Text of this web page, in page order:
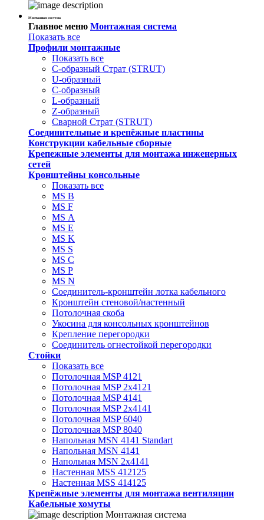
Монтажная система
Главное меню Монтажная система
Показать все
Профили монтажные
Показать все
С-образный Страт (STRUT)
U-образный
С-образный
L-образный
Z-образный
Сварной Страт (STRUT)
Соединительные и крепёжные пластины
Конструкции кабельные сборные
Крепежные элементы для монтажа инженерных
сетей
Кронштейны консольные
Показать все
MS В
MS F
MS А
MS Е
MS K
MS S
MS C
MS P
MS N
Соединитель-кронштейн лотка кабельного
Кронштейн стеновой/настенный
Потолочная скоба
Укосина для консольных кронштейнов
Крепление перегородки
Соединитель огнестойкой перегородки
Стойки
Показать все
Потолочная MSP 4121
Потолочная MSP 2х4121
Потолочная MSP 4141
Потолочная MSP 2х4141
Потолочная MSP 6040
Потолочная MSP 8040
Напольная MSN 4141 Standart
Напольная MSN 4141
Напольная MSN 2х4141
Настенная MSS 412125
Настенная MSS 414125
Крепёжные элементы для монтажа вентиляции
Кабельные хомуты
Монтажная система